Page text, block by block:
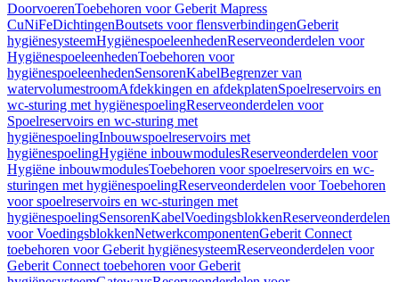
DoorvoerenToebehoren voor Geberit Mapress
CuNiFeDichtingenBoutsets voor flensverbindingenGeberit
hygiënesysteemHygiënespoeleenhedenReserveonderdelen voor
HygiënespoeleenhedenToebehoren voor
hygiënespoeleenhedenSensorenKabelBegrenzer van
watervolumestroomAfdekkingen en afdekplatenSpoelreservoirs en
wc-sturing met hygiënespoelingReserveonderdelen voor
Spoelreservoirs en wc-sturing met
hygiënespoelingInbouwspoelreservoirs met
hygiënespoelingHygiëne inbouwmodulesReserveonderdelen voor
Hygiëne inbouwmodulesToebehoren voor spoelreservoirs en wc-
sturingen met hygiënespoelingReserveonderdelen voor Toebehoren
voor spoelreservoirs en wc-sturingen met
hygiënespoelingSensorenKabelVoedingsblokkenReserveonderdelen
voor VoedingsblokkenNetwerkcomponentenGeberit Connect
toebehoren voor Geberit hygiënesysteemReserveonderdelen voor
Geberit Connect toebehoren voor Geberit